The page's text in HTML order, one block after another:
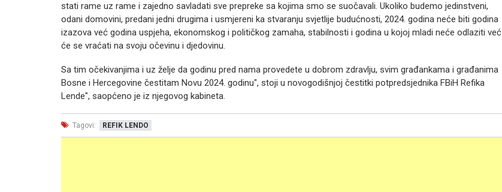
stati rame uz rame i zajedno savladati sve prepreke sa kojima smo se suočavali. Ukoliko budemo jedinstveni,
odani domovini, predani jedni drugima i usmjereni ka stvaranju svjetlije budućnosti, 2024. godina neće biti godina
izazova već godina uspjeha, ekonomskog i političkog zamaha, stabilnosti i godina u kojoj mladi neće odlaziti već
će se vraćati na svoju očevinu i djedovinu.
Sa tim očekivanjima i uz želje da godinu pred nama provedete u dobrom zdravlju, svim građankama i građanima
Bosne i Hercegovine čestitam Novu 2024. godinu", stoji u novogodišnjoj čestitki potpredsjednika FBiH Refika
Lende", saopćeno je iz njegovog kabineta.
Tagovi: REFIK LENDO